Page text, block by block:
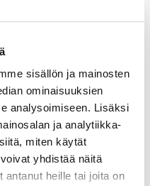
sisällön ja mainosten
ominaisuuksien
analysoimiseen. Lisäksi
ja analytiikka-
miten käytät
yhdistää näitä
antanut heille tai joita on